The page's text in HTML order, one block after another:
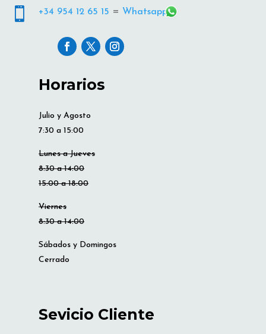
 +34 954 12 65 15 = Whatsapp
Horarios
Julio y Agosto
7:30 a 15:00
Lunes a Jueves
8:30 a 14:00
15:00 a 18:00
Viernes
8:30 a 14:00
Sábados y Domingos
Cerrado
Sevicio Cliente